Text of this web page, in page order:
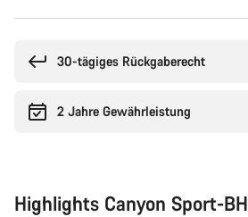
30-tägiges Rückgaberecht
2 Jahre Gewährleistung
Highlights Canyon Sport-BH